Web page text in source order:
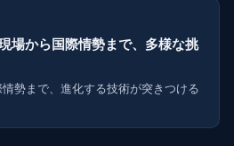
場から国際情勢まで、多様な挑
勢まで、進化する技術が突きつける